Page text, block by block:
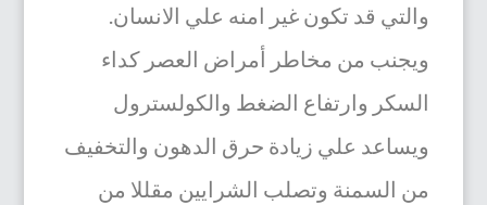
والتي قد تكون غير امنه علي الانسان.
ويجنب من مخاطر أمراض العصر كداء
السكر وارتفاع الضغط والكولسترول
ويساعد علي زيادة حرق الدهون والتخفيف
من السمنة وتصلب الشرايين مقللا من